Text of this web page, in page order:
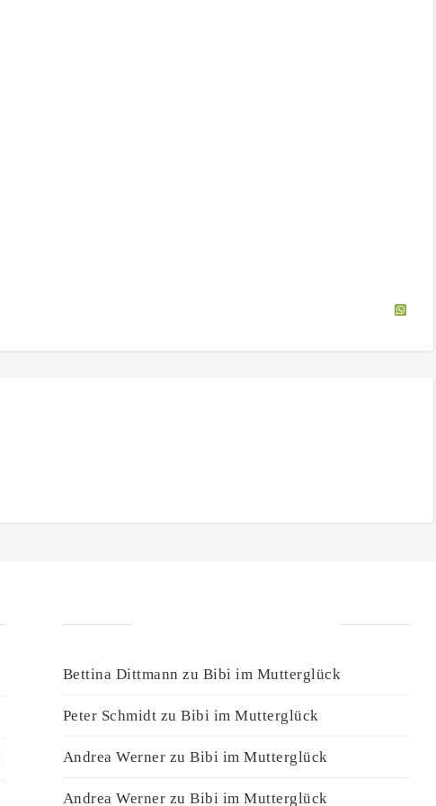
Bettina Dittmann zu Bibi im Mutterglück
Peter Schmidt zuBibi im Mutterglück
Andrea Werner zuBibi im Mutterglück
Andrea Werner zuBibi im Mutterglück